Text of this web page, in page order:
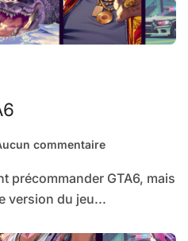
commentaire
version du jeu...